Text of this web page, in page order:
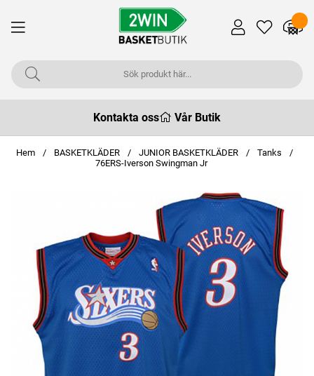
Kontakta oss Vår Butik
Hem BASKETKLÄDER JUNIOR BASKETKLÄDER
Tanks
76ERS-Iverson Swingman Jr